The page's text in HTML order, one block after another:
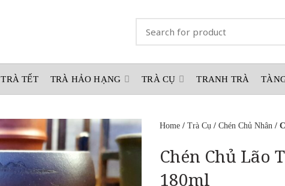
TRÀ TẾT TRÀ HẢO HẠNG TRÀ CỤ TRANH TRÀ
Home / Trà Cụ / Chén Chủ Nhân /
Chén Chủ Lão
180ml